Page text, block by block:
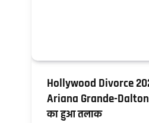
Hollywood Divorce
Ariana Grande-
का हुआ तलाक